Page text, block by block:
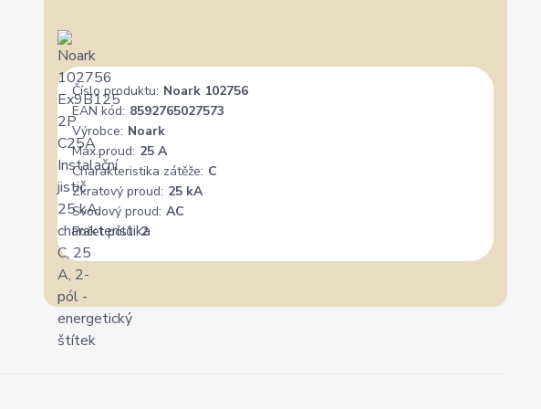
Číslo produktu: Noark 102756
EAN kód: 8592765027573
Výrobce: Noark
Max.proud: 25 A
Charakteristika zátěže: C
Zkratový proud: 25 kA
Svodový proud: AC
Počet pólů: 2